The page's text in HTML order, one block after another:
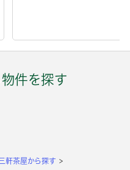
件を探す
軒茶屋から探す